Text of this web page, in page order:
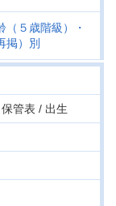
５歳階級）・
掲）別
管表 / 出生